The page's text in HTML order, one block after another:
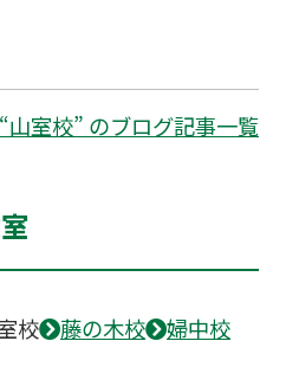
“山室校” のブログ記事一覧
校 藤の木校
婦中校